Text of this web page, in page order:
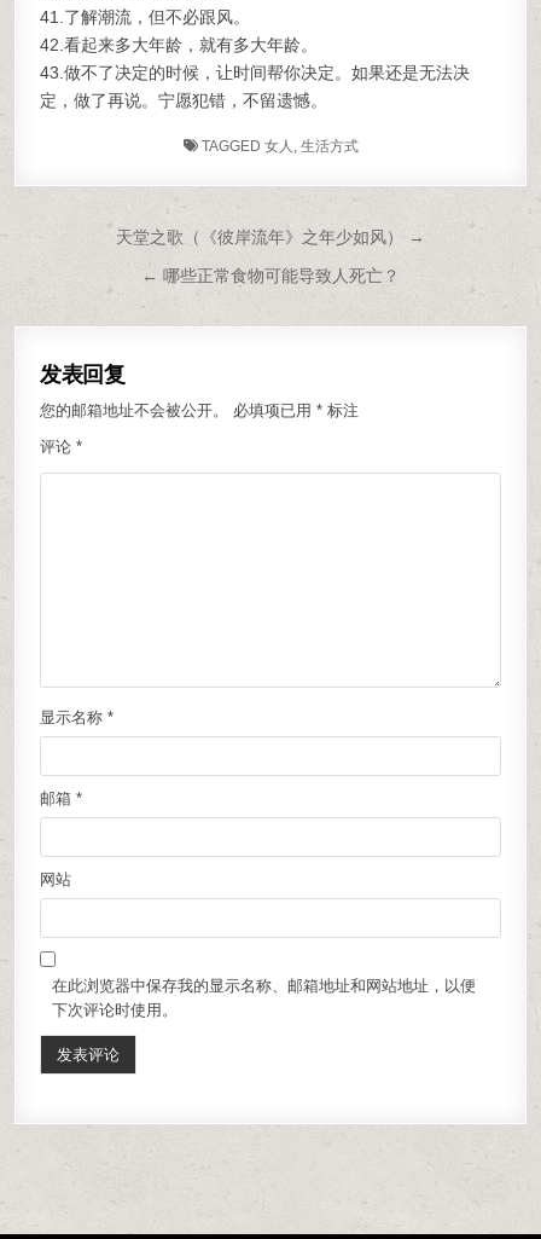
41.了解潮流，但不必跟风。
42.看起来多大年龄，就有多大年龄。
43.做不了决定的时候，让时间帮你决定。如果还是无法决
定，做了再说。宁愿犯错，不留遗憾。
TAGGED 女人 , 生活方式
文章导航天堂之歌（《彼岸流年》之年少如风） →
← 哪些正常食物可能导致人死亡？
发表回复
您的邮箱地址不会被公开。 必填项已用* 标注
评论*
显示名称*
邮箱*
网站
在此浏览器中保存我的显示名称、邮箱地址和网站地址，以便
下次评论时使用。